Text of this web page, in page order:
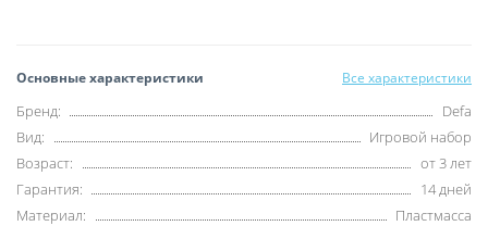
Основные характеристики Все характеристики
Бренд:
Defa
Вид:
Игровой набор
Возраст:
от 3 лет
Гарантия:
14 дней
Материал:
Пластмасса